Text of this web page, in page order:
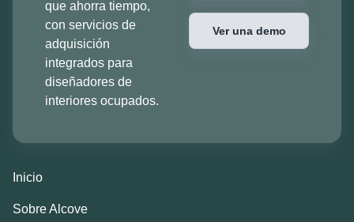
que ahorra tiempo,
con servicios de
adquisición
integrados para
diseñadores de
interiores ocupados.
Ver una demo
Inicio
Sobre Alcove